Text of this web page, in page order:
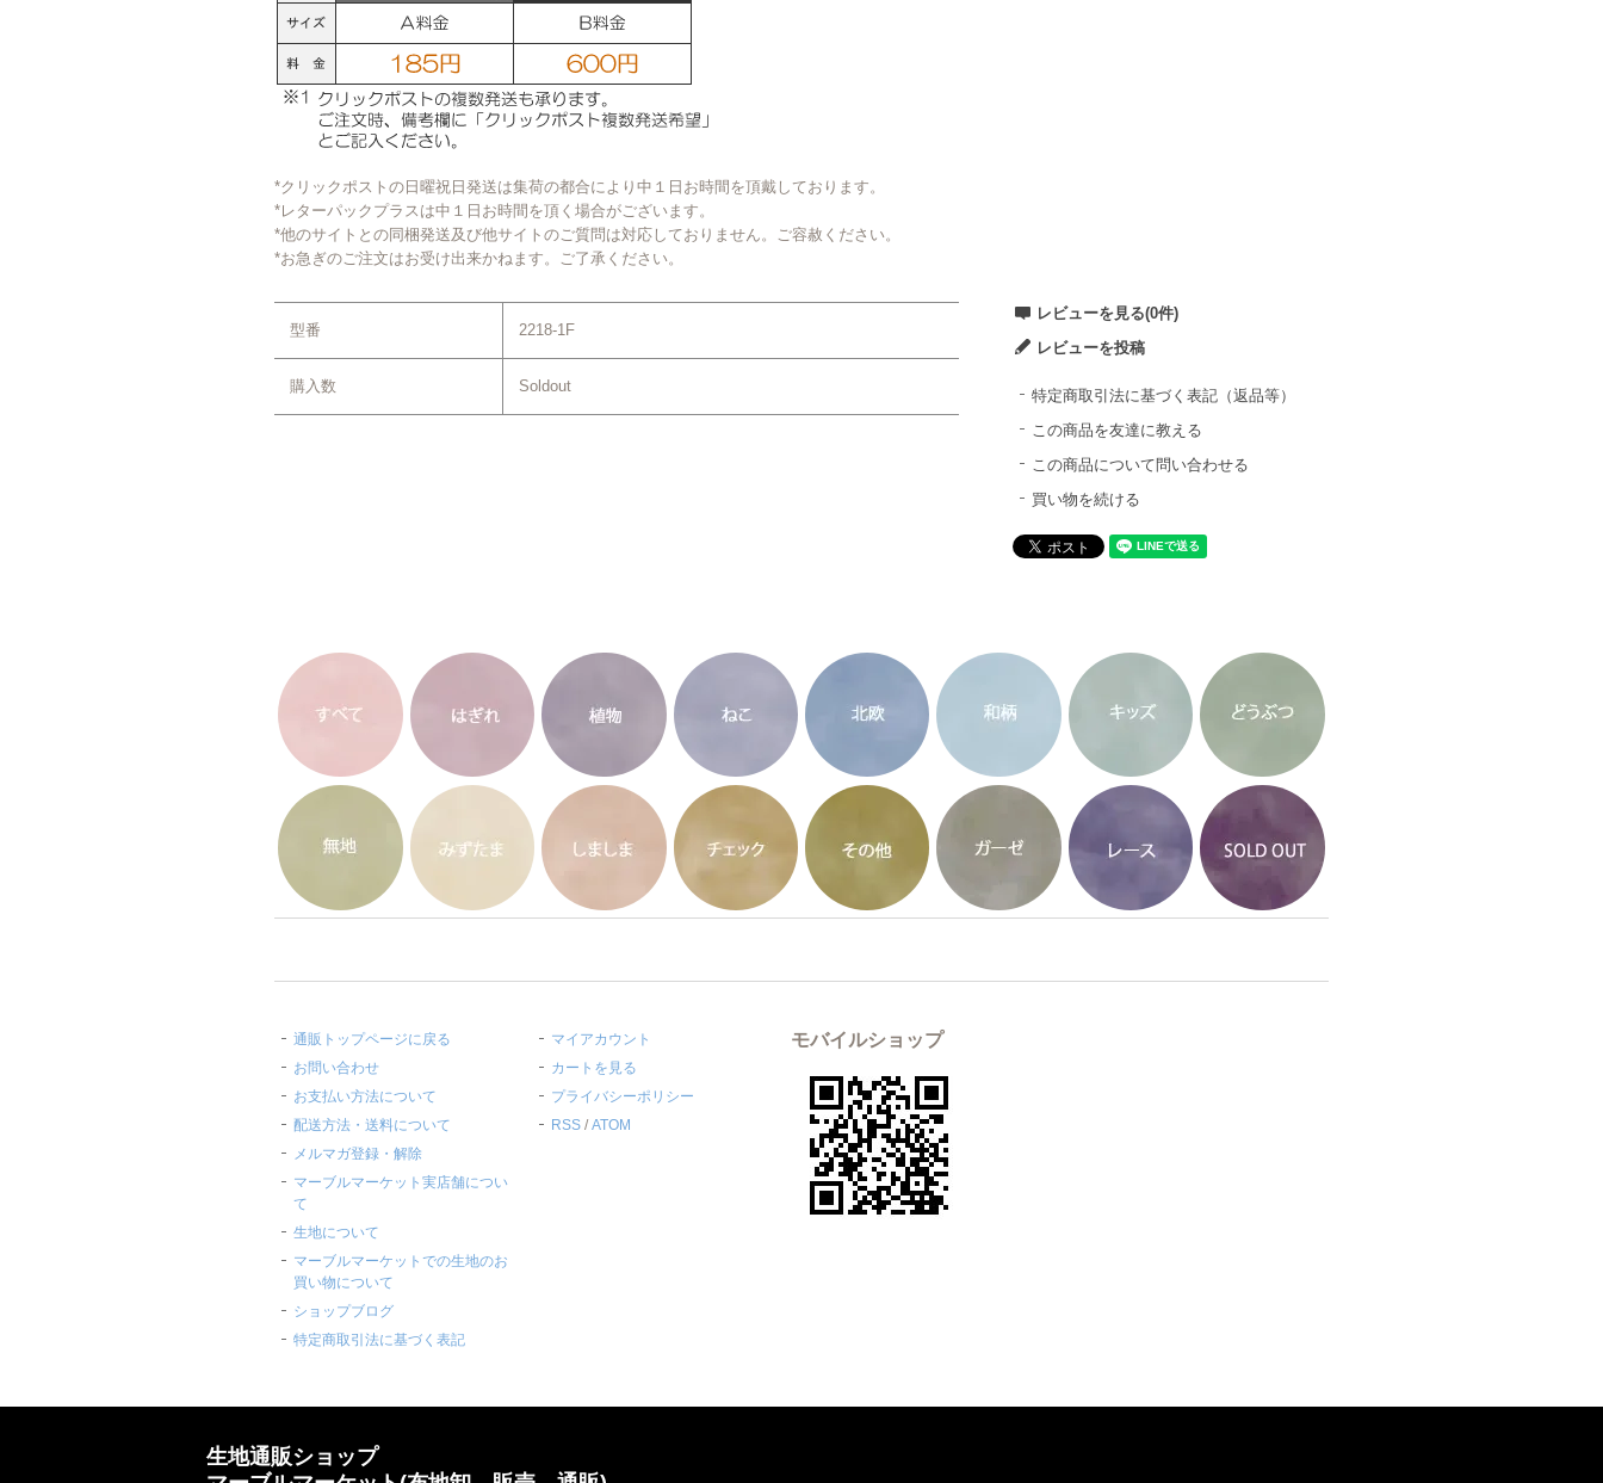
*クリックポストの日曜祝日発送は集荷の都合により中１日お時間を頂戴しております。
*レターパックプラスは中１日お時間を頂く場合がございます。
*他のサイトとの同梱発送及び他サイトのご質問は対応しておりません。ご容赦ください。
*お急ぎのご注文はお受け出来かねます。ご了承ください。
型番 2218-1F
購入数 Soldout
レビューを見る(0件)
レビューを投稿
特定商取引法に基づく表記（返品等）
この商品を友達に教える
この商品について問い合わせる
買い物を続ける
通販トップページに戻る
お問い合わせ
お支払い方法について
配送方法・送料について
メルマガ登録・解除
マーブルマーケット実店舗につい
て
生地について
マーブルマーケットでの生地のお
買い物について
ショップブログ
特定商取引法に基づく表記
マイアカウント
カートを見る
プライバシーポリシー
RSS /ATOM
モバイルショップ
生地通販ショップ